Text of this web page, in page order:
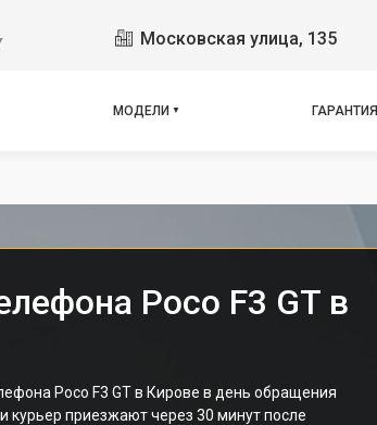
Московская улица, 135
МОДЕЛИ
X3 GT
X3 Pro
ГАРАНТИЯ
Poco F3 GT в
Poco F3 GT в Кирове в день обращения
курьер приезжают через 30 минут после